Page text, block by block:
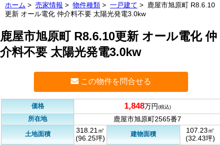
ホーム > 売家情報 > 物件種類 > 一戸建て > 鹿屋市旭原町 R8.6.10
更新 オール電化 仲介料不要 太陽光発電3.0kw
鹿屋市旭原町 R8.6.10更新 オール電化 仲
介料不要 太陽光発電3.0kw
この物件を問合せる
価格 1,848万円(税込)
所在地
鹿屋市旭原町2565番7
土地面積
318.21㎡
(96.25坪)
建物面積
107.23㎡
(32.43坪)